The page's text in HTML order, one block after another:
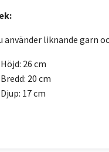
använder liknande garn
Höjd: 26 cm
Bredd: 20 cm
Djup: 17 cm